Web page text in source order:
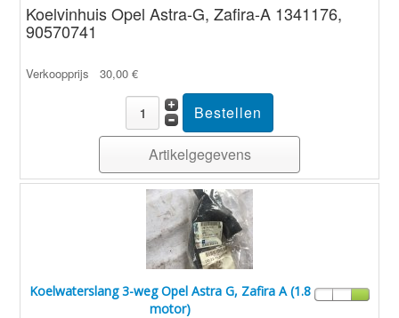
Koelvinhuis Opel Astra-G, Zafira-A 1341176,
90570741
Verkoopprijs 30,00 €
Artikelgegevens
Koelwaterslang 3-weg Opel Astra G, Zafira A (1.8
motor)